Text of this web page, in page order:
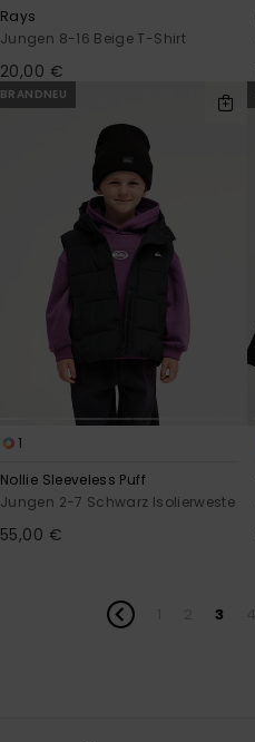
Rays
Jungen 8-16 Beige T-Shirt
20,00 €
BRANDNEU
1
Nollie Sleeveless Puff
Jungen 2-7 Schwarz Isolierweste
55,00 €
3